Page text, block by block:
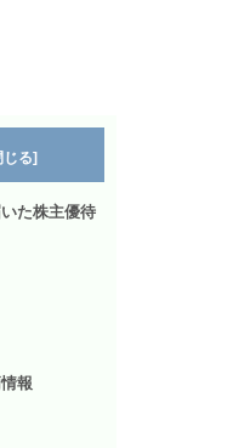
た株主優待
報